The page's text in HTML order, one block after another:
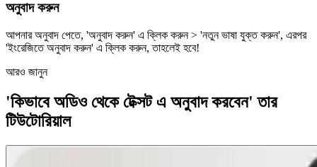
অনুবাদ করুন
আপনার অনুবাদ পেতে, 'অনুবাদ করুন' এ ক্লিক করুন > 'নতুন ভাষা যুক্ত করুন', এরপর
'ইংরেজিতে অনুবাদ করুন' এ ক্লিক করুন, তাহলেই হবে!
আরও জানুন
'কিভাবে অডিও থেকে টেক্সট এ অনুবাদ করবেন' তার
টিউটোরিয়াল